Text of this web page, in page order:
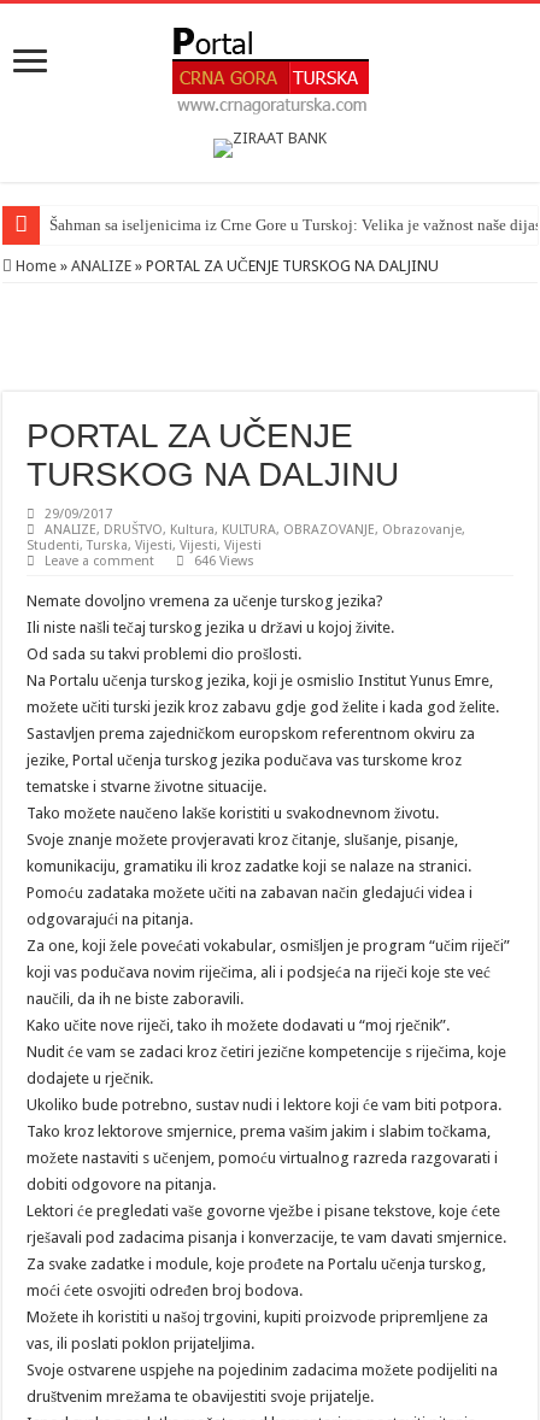
Šahman sa iseljenicima iz Crne Gore u Turskoj: Velika je važnost naše
Home » ANALIZE » PORTAL ZA UČENJE TURSKOG NA DALJINU
PORTAL ZA UČENJE
TURSKOG NA DALJINU
29/09/2017
ANALIZE, DRUŠTVO, Kultura, KULTURA, OBRAZOVANJE, Obrazovanje,
Studenti,Turska,Vijesti,Vijesti,Vijesti
Leave a comment
646 Views
Nemate dovoljno vremena za učenje turskog jezika?
Ili niste našli tečaj turskog jezika u državi u kojoj živite.
Od sada su takvi problemi dio prošlosti.
Na Portalu učenja turskog jezika, koji je osmislio Institut Yunus Emre,
možete učiti turski jezik kroz zabavu gdje god želite i kada god želite.
Sastavljen prema zajedničkom europskom referentnom okviru za
jezike, Portal učenja turskog jezika podučava vas turskome kroz
tematske i stvarne životne situacije.
Tako možete naučeno lakše koristiti u svakodnevnom životu.
Svoje znanje možete provjeravati kroz čitanje, slušanje, pisanje,
komunikaciju, gramatiku ili kroz zadatke koji se nalaze na stranici.
Pomoću zadataka možete učiti na zabavan način gledajući videa i
odgovarajući na pitanja.
Za one, koji žele povećati vokabular, osmišljen je program “učim riječi”
koji vas podučava novim riječima, ali i podsjeća na riječi koje ste već
naučili, da ih ne biste zaboravili.
Kako učite nove riječi, tako ih možete dodavati u “moj rječnik”.
Nudit će vam se zadaci kroz četiri jezične kompetencije s riječima, koje
dodajete u rječnik.
Ukoliko bude potrebno, sustav nudi i lektore koji će vam biti potpora.
Tako kroz lektorove smjernice, prema vašim jakim i slabim točkama,
možete nastaviti s učenjem, pomoću virtualnog razreda razgovarati i
dobiti odgovore na pitanja.
Lektori će pregledati vaše govorne vježbe i pisane tekstove, koje ćete
rješavali pod zadacima pisanja i konverzacije, te vam davati smjernice.
Za svake zadatke i module, koje prođete na Portalu učenja turskog,
moći ćete osvojiti određen broj bodova.
Možete ih koristiti u našoj trgovini, kupiti proizvode pripremljene za
vas, ili poslati poklon prijateljima.
Svoje ostvarene uspjehe na pojedinim zadacima možete podijeliti na
društvenim mrežama te obavijestiti svoje prijatelje.